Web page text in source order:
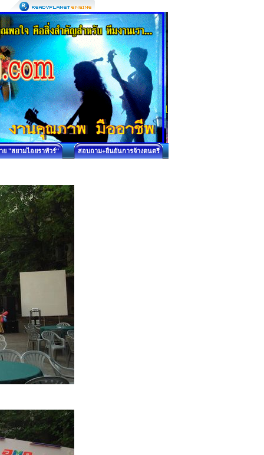
ย "สยามไอยราทัวร์" สอบถาม+ยืนยันการจ้างดนตรี